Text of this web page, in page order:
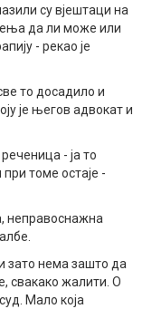
су вјештаци на
да ли може или
- рекао је
то досадило и
је његов адвокат и
- ја то
томе остаје -
неправоснажна
зато нема зашто да
свакако жалити. О
Мало која